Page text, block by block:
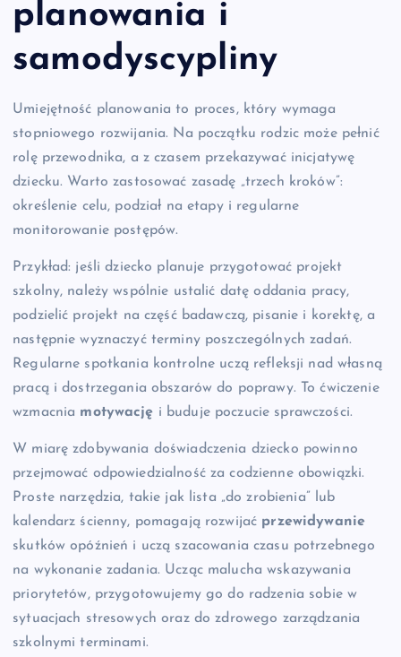
planowania i
samodyscypliny
Umiejętność planowania to proces, który wymaga
stopniowego rozwijania. Na początku rodzic może pełnić
rolę przewodnika, a z czasem przekazywać inicjatywę
dziecku. Warto zastosować zasadę „trzech kroków”:
określenie celu, podział na etapy i regularne
monitorowanie postępów.
Przykład: jeśli dziecko planuje przygotować projekt
szkolny, należy wspólnie ustalić datę oddania pracy,
podzielić projekt na część badawczą, pisanie i korektę, a
następnie wyznaczyć terminy poszczególnych zadań.
Regularne spotkania kontrolne uczą refleksji nad własną
pracą i dostrzegania obszarów do poprawy. To ćwiczenie
wzmacnia motywację i buduje poczucie sprawczości.
W miarę zdobywania doświadczenia dziecko powinno
przejmować odpowiedzialność za codzienne obowiązki.
Proste narzędzia, takie jak lista „do zrobienia” lub
kalendarz ścienny, pomagają rozwijać przewidywanie
skutków opóźnień i uczą szacowania czasu potrzebnego
na wykonanie zadania. Ucząc malucha wskazywania
priorytetów, przygotowujemy go do radzenia sobie w
sytuacjach stresowych oraz do zdrowego zarządzania
szkolnymi terminami.